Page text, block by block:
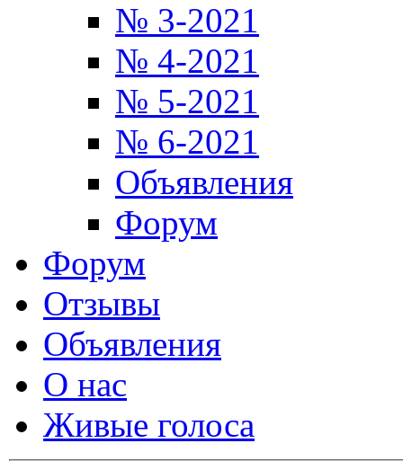
№ 3-2021
№ 4-2021
№ 5-2021
№ 6-2021
Объявления
Форум
Форум
Отзывы
Объявления
О нас
Живые голоса